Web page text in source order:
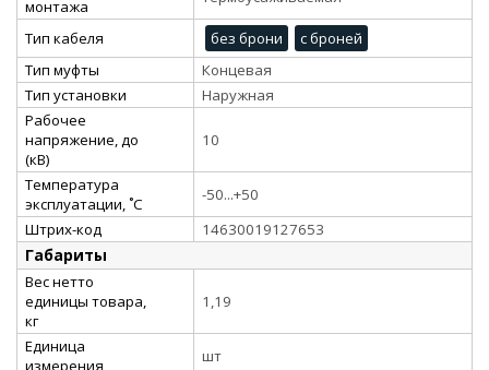
монтажа
Тип кабеля без брони
с броней
Тип муфты
Концевая
Тип установки
Наружная
Рабочее
напряжение, до
(кВ)
10
Температура
эксплуатации, ˚С
-50...+50
Штрих-код
14630019127653
Габариты
Вес нетто
единицы товара,
кг
1,19
Единица
измерения
шт